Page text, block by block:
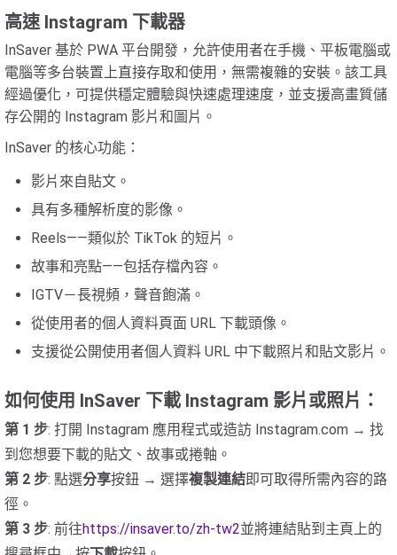
高速 Instagram 下載器
InSaver 基於 PWA 平台開發，允許使用者在手機、平板電腦或
電腦等多台裝置上直接存取和使用，無需複雜的安裝。該工具
經過優化，可提供穩定體驗與快速處理速度，並支援高畫質儲
存公開的 Instagram 影片和圖片。
InSaver 的核心功能：
影片來自貼文。
具有多種解析度的影像。
Reels——類似於 TikTok 的短片。
故事和亮點——包括存檔內容。
IGTV－長視頻，聲音飽滿。
從使用者的個人資料頁面 URL 下載頭像。
支援從公開使用者個人資料 URL 中下載照片和貼文影片。
如何使用 InSaver 下載 Instagram 影片或照片：
第 1 步: 打開 Instagram 應用程式或造訪 Instagram.com → 找
到您想要下載的貼文、故事或捲軸。
第 2 步: 點選分享按鈕 → 選擇複製連結即可取得所需內容的路
徑。
第 3 步: 前往https://insaver.to/zh-tw2並將連結貼到主頁上的